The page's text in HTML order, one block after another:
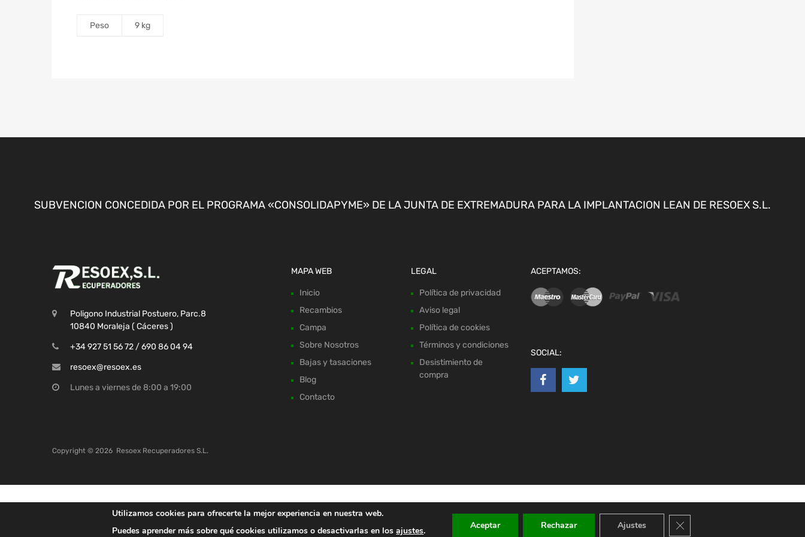
Peso 9 kg
SUBVENCION CONCEDIDA POR EL PROGRAMA «CONSOLIDAPYME» DE LA JUNTA DE EXTREMADURA PARA LA IMPLANTACION LEAN DE RESOEX S.L.
Poligono Industrial Postuero, Parc.8
10840 Moraleja ( Cáceres )
+34 927 51 56 72 / 690 86 04 94
resoex@resoex.es
Lunes a viernes de 8:00 a 19:00
MAPA WEB
Inicio
Recambios
Campa
Sobre Nosotros
Bajas y tasaciones
Blog
Contacto
LEGAL
Política de privacidad
Aviso legal
Política de cookies
Términos y condiciones
Desistimiento de
compra
ACEPTAMOS:
SOCIAL:
Copyright © 2026 Resoex Recuperadores S.L.
Utilizamos cookies para ofrecerte la mejor experiencia en nuestra web.
Puedes aprender más sobre qué cookies utilizamos o desactivarlas en losajustes. Aceptar Rechazar Ajustes Cerrar el banner de cookies RGPD